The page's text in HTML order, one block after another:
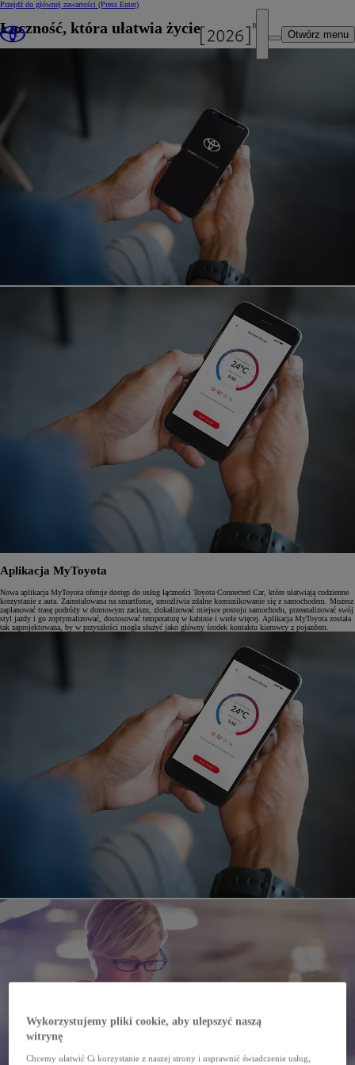
Przejdź do głównej zawartości (Press Enter)
Otwórz menu
Łączność, która ułatwia życie
Aplikacja MyToyota
Nowa aplikacja MyToyota oferuje dostęp do usług łączności Toyota Connected Car, które ułatwiają codzienne
korzystanie z auta. Zainstalowana na smartfonie, umożliwia zdalne komunikowanie się z samochodem. Możesz
zaplanować trasę podróży w domowym zaciszu, zlokalizować miejsce postoju samochodu, przeanalizować swój
styl jazdy i go zoptymalizować, dostosować temperaturę w kabinie i wiele więcej. Aplikacja MyToyota została
tak zaprojektowana, by w przyszłości mogła służyć jako główny środek kontaktu kierowcy z pojazdem.
Wykorzystujemy pliki cookie, aby ulepszyć naszą
witrynę
Chcemy ułatwić Ci korzystanie z naszej strony i usprawnić świadczenie usług,